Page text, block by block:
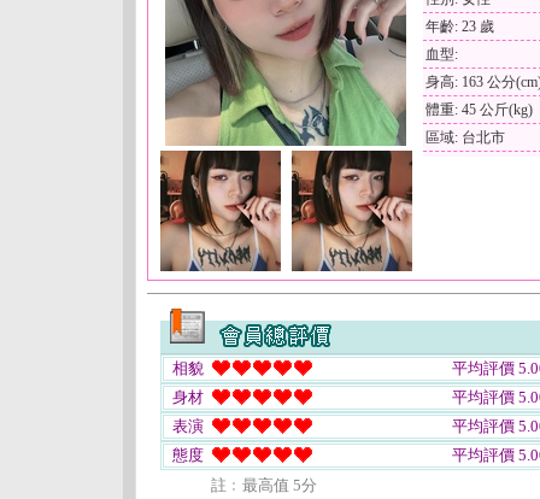
年齡: 23 歲
血型:
身高: 163 公分
體重: 45 公斤(kg)
區域: 台北市
相貌
平均評價
身材
平均評價
表演
平均評價
態度
平均評價
註﹕最高值 5分